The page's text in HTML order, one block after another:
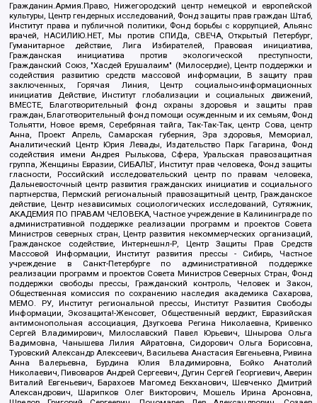
Гражданин.Армия.Право, Нижегородский центр немецкой и европейской
культуры, Центр гендерных исследований, Фонд защиты прав граждан Штаб,
Институт права и публичной политики, Фонд борьбы с коррупцией, Альянс
врачей, НАСИЛИЮ.НЕТ, Мы против СПИДа, СВЕЧА, Открытый Петербург,
Гуманитарное действие, Лига Избирателей, Правовая инициатива,
Гражданская инициатива против экологической преступности,
Гражданский Союз, "Хасдей Ерушалаим" (Милосердие), Центр поддержки и
содействия развитию средств массовой информации, В защиту прав
заключенных, Горячая Линия, Центр социально-информационных
инициатив Действие, Институт глобализации и социальных движений,
ВМЕСТЕ, Благотворительный фонд охраны здоровья и защиты прав
граждан, Благотворительный фонд помощи осужденным и их семьям, Фонд
Тольятти, Новое время, Серебряная тайга, Так-Так-Так, центр Сова, центр
Анна, Проект Апрель, Самарская губерния, Эра здоровья, Мемориал,
Аналитический Центр Юрия Левады, Издательство Парк Гагарина, Фонд
содействия имени Андрея Рылькова, Сфера, Уральская правозащитная
группа, Женщины Евразии, СИБАЛЬТ, Институт прав человека, Фонд защиты
гласности, Российский исследовательский центр по правам человека,
Дальневосточный центр развития гражданских инициатив и социального
партнерства, Пермский региональный правозащитный центр, Гражданское
действие, Центр независимых социологических исследований, Сутяжник,
АКАДЕМИЯ ПО ПРАВАМ ЧЕЛОВЕКА, Частное учреждение в Калининграде по
административной поддержке реализации программ и проектов Совета
Министров северных стран, Центр развития некоммерческих организаций,
Гражданское содействие, Интернешнл-Р, Центр Защиты Прав Средств
Массовой Информации, Институт развития прессы - Сибирь, Частное
учреждение в Санкт-Петербурге по административной поддержке
реализации программ и проектов Совета Министров Северных Стран, Фонд
поддержки свободы прессы, Гражданский контроль, Человек и Закон,
Общественная комиссия по сохранению наследия академика Сахарова,
МЕМО. РУ, Институт региональной прессы, Институт Развития Свободы
Информации, Экозащита!-Женсовет, Общественный вердикт, Евразийская
антимонопольная ассоциация, Дзугкоева Регина Николаевна, Кривенко
Сергей Владимирович, Милославский Павел Юрьевич, Шнырова Ольга
Вадимовна, Чанышева Лилия Айратовна, Сидорович Ольга Борисовна,
Туровский Александр Алексеевич, Васильева Анастасия Евгеньевна, Ривина
Анна Валерьевна, Бурдина Юлия Владимировна, Бойко Анатолий
Николаевич, Пивоваров Андрей Сергеевич, Дугин Сергей Георгиевич, Аверин
Виталий Евгеньевич, Барахоев Магомед Бекханович, Шевченко Дмитрий
Александрович, Шарипков Олег Викторович, Мошель Ирина Ароновна,